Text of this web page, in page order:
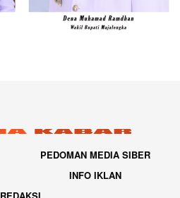
PEDOMAN MEDIA SIBER
INFO IKLAN
REDAKSI